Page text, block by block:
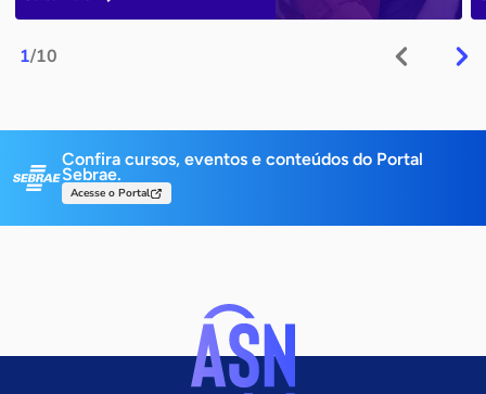
1/10
Confira cursos, eventos e conteúdos do Portal
Sebrae.
Acesse o Portal